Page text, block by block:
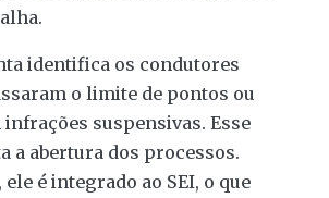
identifica os condutores
o limite de pontos ou
suspensivas. Esse
a abertura dos processos.
é integrado ao SEI, o que